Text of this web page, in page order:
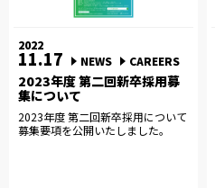
2022
11.17 NEWS CAREERS
2023年度 第二回新卒採用募
集について
2023年度 第二回新卒採用について
募集要項を公開いたしました。